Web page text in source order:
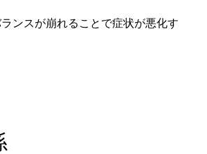
ンスが崩れることで症状が悪化す